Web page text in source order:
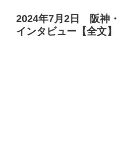
2024年7月2日 阪神
インタビュー【全文】